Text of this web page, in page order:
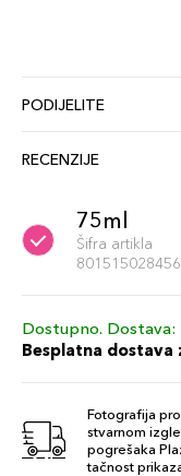
PODIJELITE
RECENZIJE
75ml
Šifra artikla
Dostupno.
Besplatna
Fotografija
stvarnom
pogrešaka
tačnost